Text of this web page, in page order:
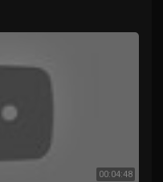
00:04:48